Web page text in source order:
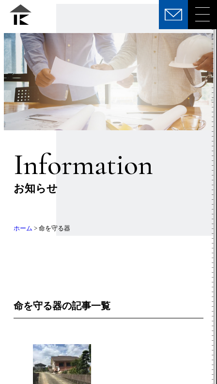
Information
お知らせ
ホーム > 命を守る器
命を守る器の記事一覧